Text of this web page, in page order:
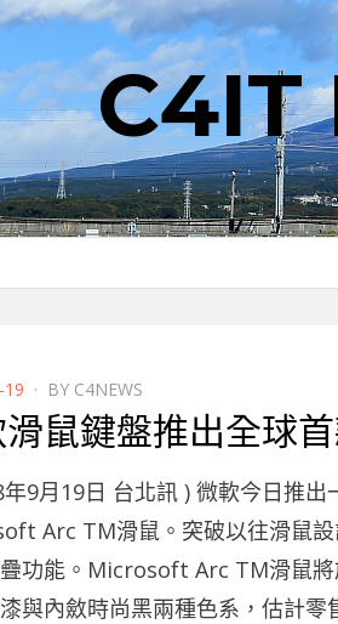
C4IT
19 BY C4NEWS
鼠鍵盤推出全球
年9月19日 台北訊 ) 微軟今日推
Arc TM滑鼠。突破以往滑鼠
功能。Microsoft Arc TM滑鼠
與內斂時尚黑兩種色系，估計零